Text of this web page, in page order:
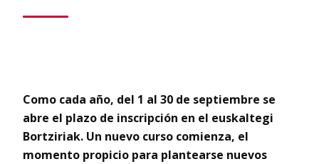
Como cada año, del 1 al 30 de septiembre se
abre el plazo de inscripción en el euskaltegi
Bortziriak. Un nuevo curso comienza, el
momento propicio para plantearse nuevos